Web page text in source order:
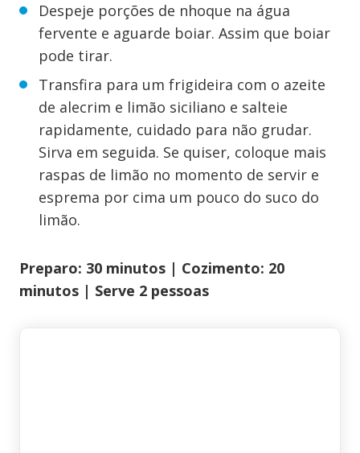
Despeje porções de nhoque na água
fervente e aguarde boiar. Assim que boiar
pode tirar.
Transfira para um frigideira com o azeite
de alecrim e limão siciliano e salteie
rapidamente, cuidado para não grudar.
Sirva em seguida. Se quiser, coloque mais
raspas de limão no momento de servir e
esprema por cima um pouco do suco do
limão.
Preparo: 30 minutos | Cozimento: 20
minutos | Serve 2 pessoas